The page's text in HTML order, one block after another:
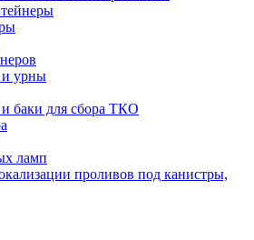
и урны
баки для сбора ТКО
ламп
проливов под канистры,